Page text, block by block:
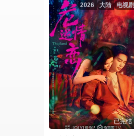
电视剧
大陆
2026
已完结